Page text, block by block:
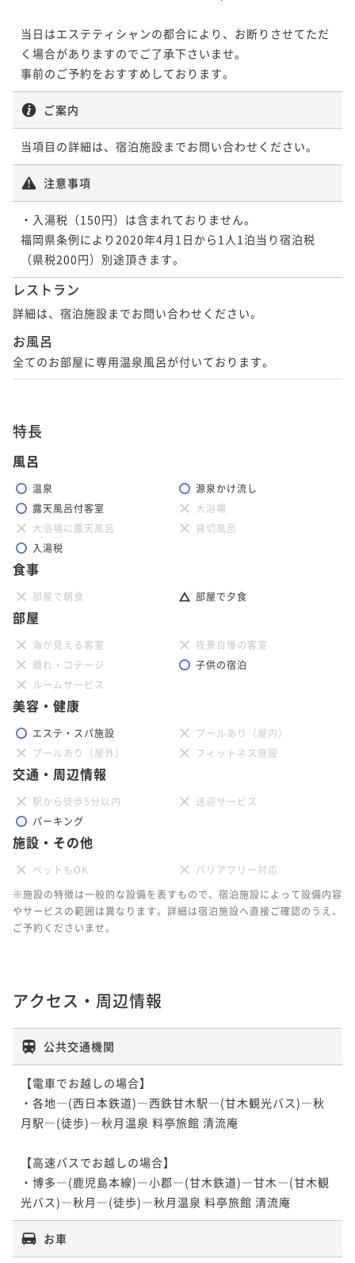
当日はエステティシャンの都合により、お断りさせてただ
く場合がありますのでご了承下さいませ。
事前のご予約をおすすめしております。
ご案内
当項目の詳細は、宿泊施設までお問い合わせください。
注意事項
・入湯税（150円）は含まれておりません。
福岡県条例により2020年4月1日から1人1泊当り宿泊税
（県税200円）別途頂きます。
レストラン
詳細は、宿泊施設までお問い合わせください。
お風呂
全てのお部屋に専用温泉風呂が付いております。
特長
風呂
温泉
源泉かけ流し
露天風呂付客室
大浴場
大浴場に露天風呂
貸切風呂
入湯税
食事
部屋で朝食 部屋で夕食
部屋
海が見える客室
夜景自慢の客室
離れ・コテージ
子供の宿泊
ルームサービス
美容・健康
エステ・スパ施設
プールあり（屋内）
プールあり（屋外）
フィットネス施設
交通・周辺情報
駅から徒歩5分以内
送迎サービス
パーキング
施設・その他
ペットもOK
バリアフリー対応
※施設の特徴は一般的な設備を表すもので、宿泊施設によって設備内容
やサービスの範囲は異なります。詳細は宿泊施設へ直接ご確認のうえ、
ご予約くださいませ。
アクセス・周辺情報
公共交通機関
【電車でお越しの場合】
・各地―(西日本鉄道)―西鉄甘木駅―(甘木観光バス)―秋
月駅―(徒歩)―秋月温泉 料亭旅館 清流庵
【高速バスでお越しの場合】
・博多―(鹿児島本線)―小郡―(甘木鉄道)―甘木―(甘木観
お車